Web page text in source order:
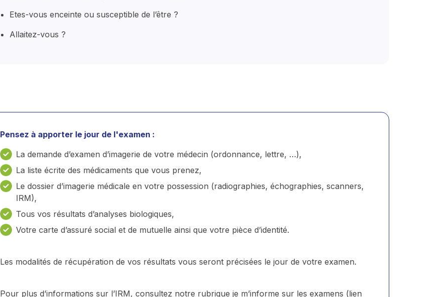
Etes-vous enceinte ou susceptible de l’être ?
Allaitez-vous ?
Pensez à apporter le jour de l'examen :
La demande d’examen d’imagerie de votre médecin (ordonnance, lettre, …),
La liste écrite des médicaments que vous prenez,
Le dossier d’imagerie médicale en votre possession (radiographies, échographies, scanners,
IRM),
Tous vos résultats d’analyses biologiques,
Votre carte d’assuré social et de mutuelle ainsi que votre pièce d’identité.
Les modalités de récupération de vos résultats vous seront précisées le jour de votre examen.
Pour plus d’informations sur l’IRM, consultez notre rubrique je m’informe sur les examens (lien